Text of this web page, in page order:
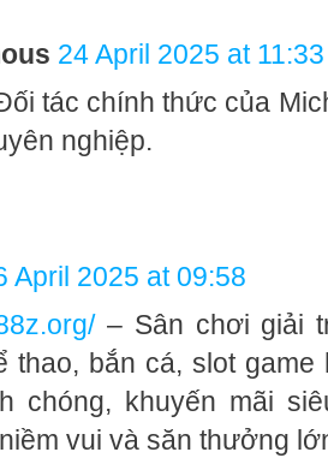
24 April 2025 at 11:33
tác chính thức của
nghiệp.
April 2025 at 09:58
– Sân chơi giải
thao, bắn cá, slot
chóng, khuyến mãi
vui và săn thưởng